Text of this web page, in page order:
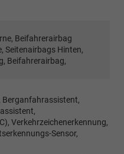
Beifahrerairbag
Seitenairbags Hinten,
Beifahrerairbag,
Verkehrzeichenerkennung,
Sensor,